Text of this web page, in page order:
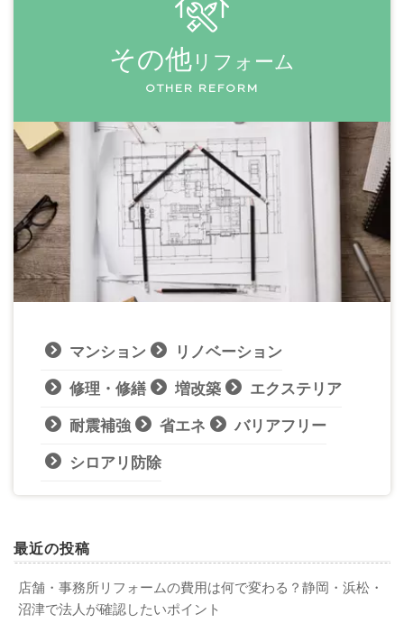
その他 リフォーム
OTHER REFORM
マンション リノベーション
修理・修繕 増改築 エクステリア
耐震補強 省エネ バリアフリー
シロアリ防除
最近の投稿
店舗・事務所リフォームの費用は何で変わる？静岡・浜松・
沼津で法人が確認したいポイント